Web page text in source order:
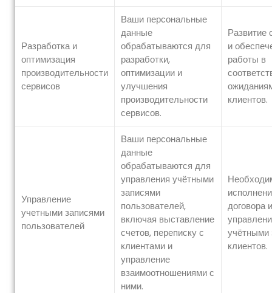
Разработка и
оптимизация
производительности
сервисов
Ваши персональные
данные
обрабатываются для
разработки,
оптимизации и
улучшения
производительности
сервисов.
Развитие
и
работы в
клиентов.
Управление
учетными записями
пользователей
Ваши персональные
данные
обрабатываются для
управления учётными
записями
пользователей,
включая выставление
счетов, переписку с
клиентами и
управление
взаимоотношениями с
ними.
договора
учётными
клиентов.